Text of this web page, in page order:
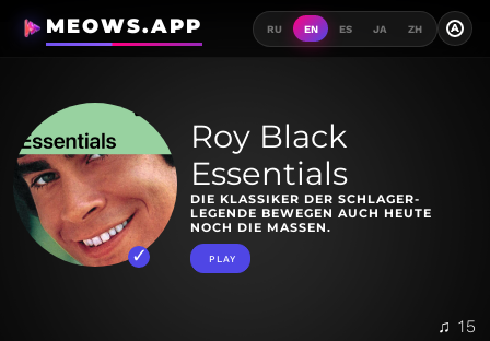
MEOWS.APP RU EN ES JA ZH A
Roy Black
Essentials
DIE KLASSIKER DER SCHLAGER-
LEGENDE BEWEGEN AUCH HEUTE
NOCH DIE MASSEN.
PLAY
♫ 15